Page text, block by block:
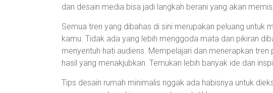
dan desain media bisa jadi langkah berani yang akan
Semua tren yang dibahas di sini merupakan peluang untuk
kamu. Tidak ada yang lebih menggoda mata dan pikiran
menyentuh hati audiens. Mempelajari dan menerapkan
hasil yang menakjubkan. Temukan lebih banyak ide dan
Tips desain rumah minimalis nggak ada habisnya untuk